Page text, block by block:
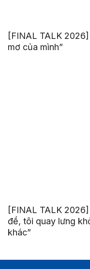
[FINAL TALK
mơ của mình”
[FINAL TALK
đề, tôi quay lưng
khác”